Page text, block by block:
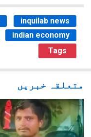
inquilab news
indian economy
Tags
متعلقہ خبریں